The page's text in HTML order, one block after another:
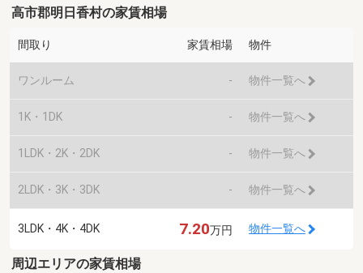
高市郡明日香村の家賃相場
間取り 家賃相場 物件
ワンルーム - 物件一覧へ
1K・1DK - 物件一覧へ
1LDK・2K・2DK - 物件一覧へ
2LDK・3K・3DK - 物件一覧へ
3LDK・4K・4DK 7.20万円 物件一覧へ
周辺エリアの家賃相場